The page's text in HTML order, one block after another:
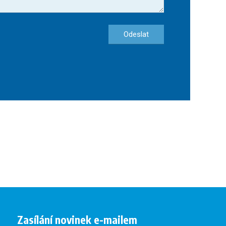
Odeslat
Zasílání novinek e-mailem